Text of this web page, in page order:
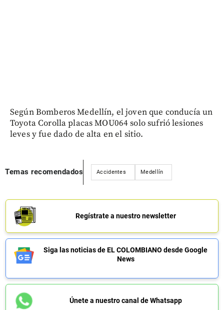
Según Bomberos Medellín, el joven que conducía un
Toyota Corolla placas MOU064 solo sufrió lesiones
leves y fue dado de alta en el sitio.
Temas recomendados Accidentes Medellín
Regístrate a nuestro newsletter
Siga las noticias de EL COLOMBIANO desde Google
News
Únete a nuestro canal de Whatsapp